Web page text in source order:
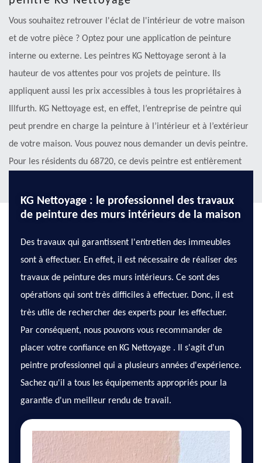
Vous souhaitez retrouver l'éclat de l'intérieur de votre maison
et de votre pièce ? Optez pour une application de peinture
interne ou externe. Les peintres KG Nettoyage seront à la
hauteur de vos attentes pour vos projets de peinture. Ils
appliquent aussi les prix accessibles à tous les propriétaires à
Illfurth. KG Nettoyage est, en effet, l’entreprise de peintre qui
peut prendre en charge la peinture à l’intérieur et à l’extérieur
de votre maison. Vous pouvez nous demander un devis peintre.
Pour les résidents du 68720, ce devis peintre est entièrement
KG Nettoyage : le professionnel des travaux
de peinture des murs intérieurs de la maison
Des travaux qui garantissent l'entretien des immeubles
sont à effectuer. En effet, il est nécessaire de réaliser des
travaux de peinture des murs intérieurs. Ce sont des
opérations qui sont très difficiles à effectuer. Donc, il est
très utile de rechercher des experts pour les effectuer.
Par conséquent, nous pouvons vous recommander de
placer votre confiance en KG Nettoyage . Il s'agit d'un
peintre professionnel qui a plusieurs années d'expérience.
Sachez qu'il a tous les équipements appropriés pour la
garantie d'un meilleur rendu de travail.